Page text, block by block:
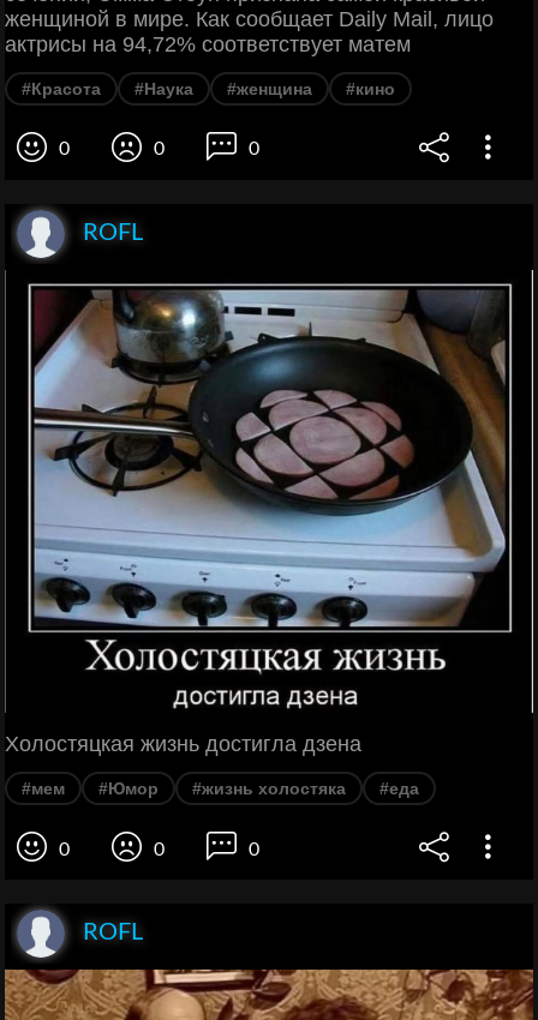
женщиной в мире. Как сообщает Daily Mail, лицо
актрисы на 94,72% соответствует матем
#Красота #Наука #женщина #кино
0 0 0
ROFL
Холостяцкая жизнь достигла дзена
#мем #Юмор #жизнь холостяка #еда
0 0 0
ROFL